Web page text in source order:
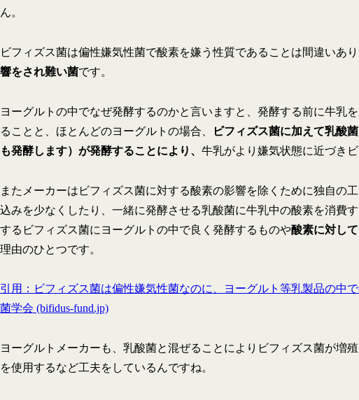
ん。
ビフィズス菌は偏性嫌気性菌で酸素を嫌う性質であることは間違いあ
響をされ難い菌です。
ヨーグルトの中でなぜ発酵するのかと言いますと、発酵する前に牛乳
ることと、ほとんどのヨーグルトの場合、
ビフィズス菌に加えて乳酸
も発酵します）が発酵することにより、 牛乳がより嫌気状態に近づき
またメーカーはビフィズス菌に対する酸素の影響を除くために独自の
込みを少なくしたり、一緒に発酵させる乳酸菌に牛乳中の酸素を消費
するビフィズス菌にヨーグルトの中で良く発酵するものや酸素に対し
理由のひとつです。
引用：ビフィズス菌は偏性嫌気性菌なのに、ヨーグルト等乳製品の中
菌学会 (bifidus-fund.jp)
ヨーグルトメーカーも、乳酸菌と混ぜることによりビフィズス菌が増
を使用するなど工夫をしているんですね。